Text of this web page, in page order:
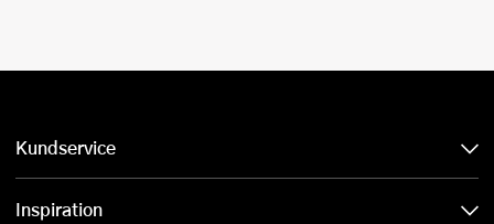
Kundservice
Inspiration